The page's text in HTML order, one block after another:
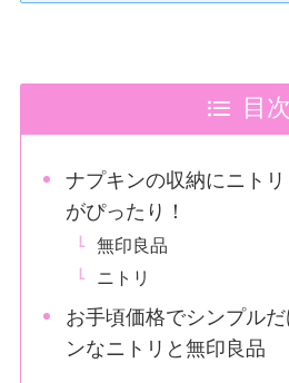
目次
ナプキンの収納にニト
がぴったり！
無印良品
ニトリ
お手頃価格でシンプル
ンなニトリと無印良品